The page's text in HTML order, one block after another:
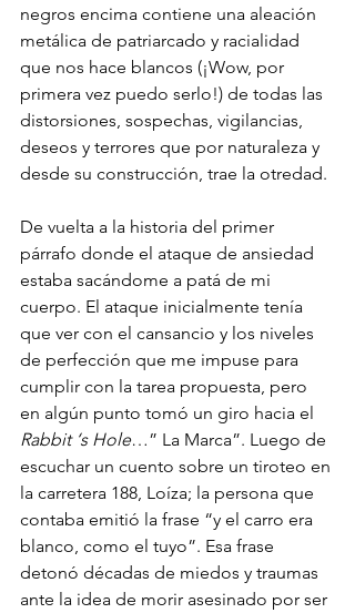
negros encima contiene una aleación
metálica de patriarcado y racialidad
que nos hace blancos (¡Wow, por
primera vez puedo serlo!) de todas las
distorsiones, sospechas, vigilancias,
deseos y terrores que por naturaleza y
desde su construcción, trae la otredad.
De vuelta a la historia del primer
párrafo donde el ataque de ansiedad
estaba sacándome a patá de mi
cuerpo. El ataque inicialmente tenía
que ver con el cansancio y los niveles
de perfección que me impuse para
cumplir con la tarea propuesta, pero
en algún punto tomó un giro hacia el
Rabbit ‘s Hole…” La Marca”. Luego de
escuchar un cuento sobre un tiroteo en
la carretera 188, Loíza; la persona que
contaba emitió la frase “y el carro era
blanco, como el tuyo”. Esa frase
detonó décadas de miedos y traumas
ante la idea de morir asesinado por ser